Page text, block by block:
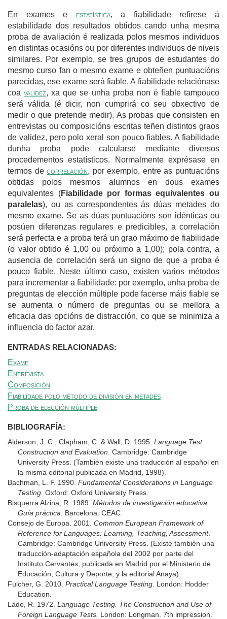
En exames e estatística, a fiabilidade refírese á
estabilidade dos resultados obtidos cando unha mesma
proba de avaliación é realizada polos mesmos individuos
en distintas ocasións ou por diferentes individuos de niveis
similares. Por exemplo, se tres grupos de estudantes do
mesmo curso fan o mesmo exame e obteñen puntuacións
parecidas, ese exame será fiable. A fiabilidade relaciónase
coavalidez, xa que se unha proba non é fiable tampouco
será válida (é dicir, non cumprirá co seu obxectivo de
medir o que pretende medir). As probas que consisten en
entrevistas ou composicións escritas teñen distintos graos
de validez, pero polo xeral son pouco fiables. A fiabilidade
dunha proba pode calcularse mediante diversos
procedementos estatísticos. Normalmente exprésase en
termos decorrelación, por exemplo, entre as puntuacións
obtidas polos mesmos alumnos en dous exames
equivalentes (Fiabilidade por formas equivalentes ou
paralelas), ou as correspondentes ás dúas metades do
mesmo exame. Se as dúas puntuacións son idénticas ou
posúen diferenzas regulares e predicibles, a correlación
será perfecta e a proba terá un grao máximo de fiabilidade
(o valor obtido é 1,00 ou próximo a 1,00); pola contra, a
ausencia de correlación será un signo de que a proba é
pouco fiable. Neste último caso, existen varios métodos
para incrementar a fiabilidade: por exemplo, unha proba de
preguntas de elección múltiple pode facerse máis fiable se
se aumenta o número de preguntas ou se mellora a
eficacia das opcións de distracción, co que se minimiza a
influencia do factor azar.
ENTRADAS RELACIONADAS:
Exame
Entrevista
Composición
Fiabilidade polo método de división en metades
Proba de elección múltiple
BIBLIOGRAFÍA:
Alderson, J. C., Clapham, C. & Wall, D. 1995. Language Test
Construction and Evaluation . Cambridge: Cambridge
University Press. (También existe una traducción al español en
la misma editorial publicada en Madrid, 1998).
Bachman, L. F. 1990. Fundamental Considerations in Language
Testing. Oxford: Oxford University Press.
Bisquerra Alzina, R. 1989. Métodos de investigación educativa.
Guía práctica.
Barcelona: CEAC.
Consejo de Europa. 2001. Common European Framework of
Reference for Languages: Learning, Teaching, Assessment.
Cambridge: Cambridge University Press. (Existe también una
traducción-adaptación española del 2002 por parte del
Instituto Cervantes, publicada en Madrid por el Ministerio de
Educación, Cultura y Deporte, y la editorial Anaya).
Fulcher, G. 2010. Practical Language Testing . London: Hodder
Education.
Lado, R. 1972. Language Testing. The Construction and Use of
Foreign Language Tests. London: Longman. 7th impression.